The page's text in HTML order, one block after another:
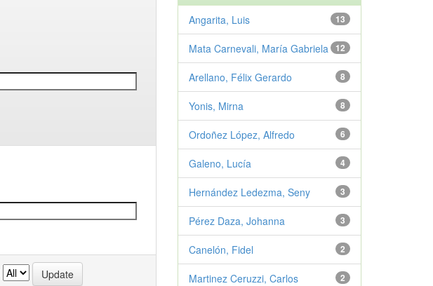
13
Angarita, Luis
12
Mata Carnevali, María Gabriela
8
Arellano, Félix Gerardo
8
Yonis, Mirna
6
Ordoñez López, Alfredo
4
Galeno, Lucía
3
Hernández Ledezma, Seny
3
Pérez Daza, Johanna
2
Canelón, Fidel
2
Martinez Ceruzzi, Carlos